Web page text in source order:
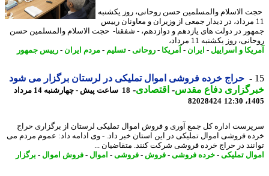
الاسلام والمسلمین حسن روحانی، روز یکشنبه
مرداد، در دیدار جمعی از وزیران و معاونان رییس
در دولت های یازدهم و دوازدهم، - شفقنا- حجت الاسلام والمسلمین حسن
روز یکشنبه 11 مرداد،
و اسراییل
-ایران - آمریکا- روحانی-تسلیم-مردم ایران - رییس جمهور
حراج خرده فروشی اموال تملیکی در لرستان برگزار می شود
دفاع مقدس-اقتصادی-
18 ساعت پیش - چهارشنبه 14 مرداد
82028424
اداره کل جمع آوری و فروش اموال تملیکی لرستان از برگزاری حراج
فروشی اموال تملیکی در این استان خبر داد. - وی ادامه داد: عموم مردم می
در حراج خرده فروشی شرکت کنند. متقاضیان ...
تملیکی-خرده فروشی-فروش -فروشی-اموال- فروش اموال- برگزار